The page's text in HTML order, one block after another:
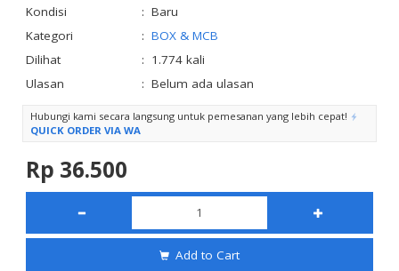
Kondisi
: Baru
Kategori
: BOX & MCB
Dilihat
: 1.774 kali
Ulasan
: Belum ada ulasan
Hubungi kami secara langsung untuk pemesanan yang lebih cepat!
QUICK ORDER VIA WA
Rp 36.500
Add to Cart